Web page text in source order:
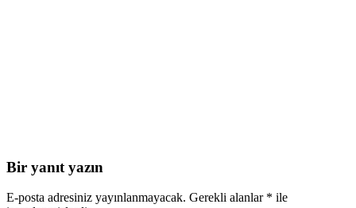
Bir yanıt yazın
E-posta adresiniz yayınlanmayacak. Gerekli alanlar * ile